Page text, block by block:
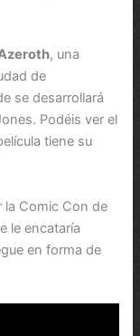
, una
de
se desarrollará
Podéis ver el
tiene su
la Comic Con de
le encataría
en forma de